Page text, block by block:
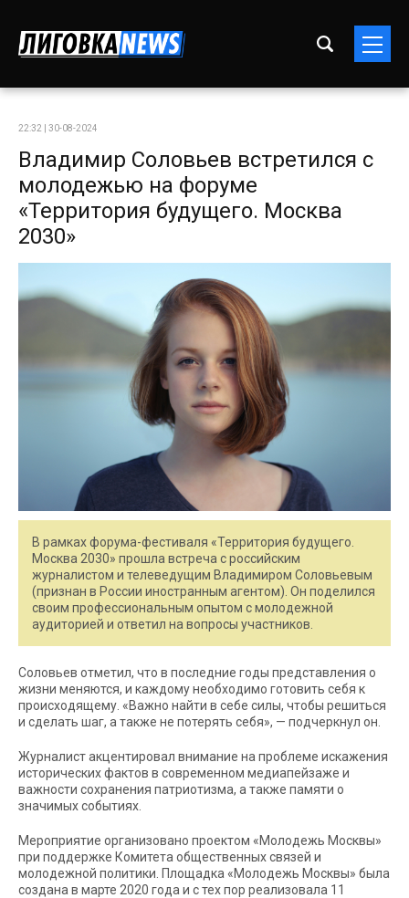
22:32 | 30-08-2024
Владимир Соловьев встретился с
молодежью на форуме
«Территория будущего. Москва
2030»
В рамках форума-фестиваля «Территория будущего.
Москва 2030» прошла встреча с российским
журналистом и телеведущим Владимиром Соловьевым
(признан в России иностранным агентом). Он поделился
своим профессиональным опытом с молодежной
аудиторией и ответил на вопросы участников.
Соловьев отметил, что в последние годы представления о
жизни меняются, и каждому необходимо готовить себя к
происходящему. «Важно найти в себе силы, чтобы решиться
и сделать шаг, а также не потерять себя», — подчеркнул он.
Журналист акцентировал внимание на проблеме искажения
исторических фактов в современном медиапейзаже и
важности сохранения патриотизма, а также памяти о
значимых событиях.
Мероприятие организовано проектом «Молодежь Москвы»
при поддержке Комитета общественных связей и
молодежной политики. Площадка «Молодежь Москвы» была
создана в марте 2020 года и с тех пор реализовала 11